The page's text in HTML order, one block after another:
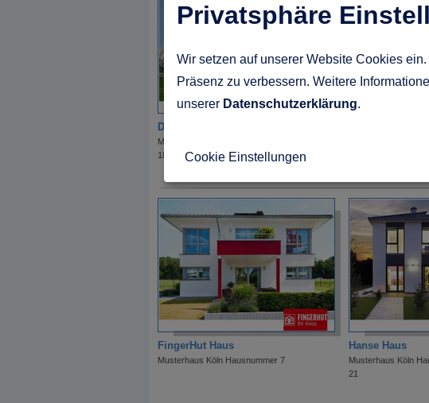
Danhaus
Musterhaus Köln Hausnummer
18
FingerHut Haus
Musterhaus Köln Hausnummer 7
Hanse Haus
Musterhaus Köln
21
Privatsphäre
Wir setzen auf unserer Website Cookies
Präsenz zu verbessern. Weitere
unserer Datenschutzerklärung.
Cookie Einstellungen